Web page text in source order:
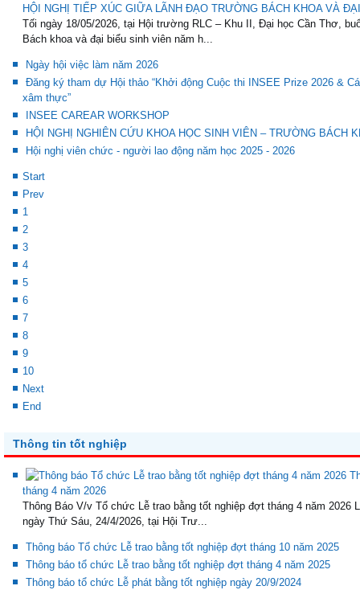
HỘI NGHỊ TIẾP XÚC GIỮA LÃNH ĐẠO TRƯỜNG BÁCH KHOA VÀ
Tối ngày 18/05/2026, tại Hội trường RLC – Khu II, Đại học Cần Thơ,
Bách khoa và đại biểu sinh viên năm h...
Ngày hội việc làm năm 2026
Đăng ký tham dự Hội thảo “Khởi động Cuộc thi INSEE Prize 2026 &
xâm thực”
INSEE CAREAR WORKSHOP
HỘI NGHỊ NGHIÊN CỨU KHOA HỌC SINH VIÊN – TRƯỜNG BÁCH
Hội nghị viên chức - người lao động năm học 2025 - 2026
Start
Prev
1
2
3
4
5
6
7
8
9
10
Next
End
Thông tin tốt nghiệp
tháng 4 năm 2026
Thông Báo V/v Tổ chức Lễ trao bằng tốt nghiệp đợt tháng 4 năm
ngày Thứ Sáu, 24/4/2026, tại Hội Trư...
Thông báo Tổ chức Lễ trao bằng tốt nghiệp đợt tháng 10 năm 2025
Thông báo tổ chức Lễ trao bằng tốt nghiệp đợt tháng 4 năm 2025
Thông báo tổ chức Lễ phát bằng tốt nghiệp ngày 20/9/2024